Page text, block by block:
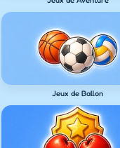
Jeux de Ballon